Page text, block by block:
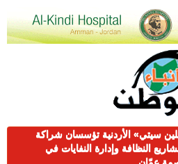
سيتي» الأردنية تؤسسان شراكة
النظافة وإدارة النفايات في